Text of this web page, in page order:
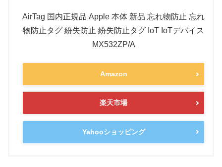
AirTag 国内正規品 Apple 本体 新品 忘れ物防止 忘れ
物防止タグ 紛失防止 紛失防止タグ IoT IoTデバイス
MX532ZP/A
Amazon
楽天市場
Yahooショッピング